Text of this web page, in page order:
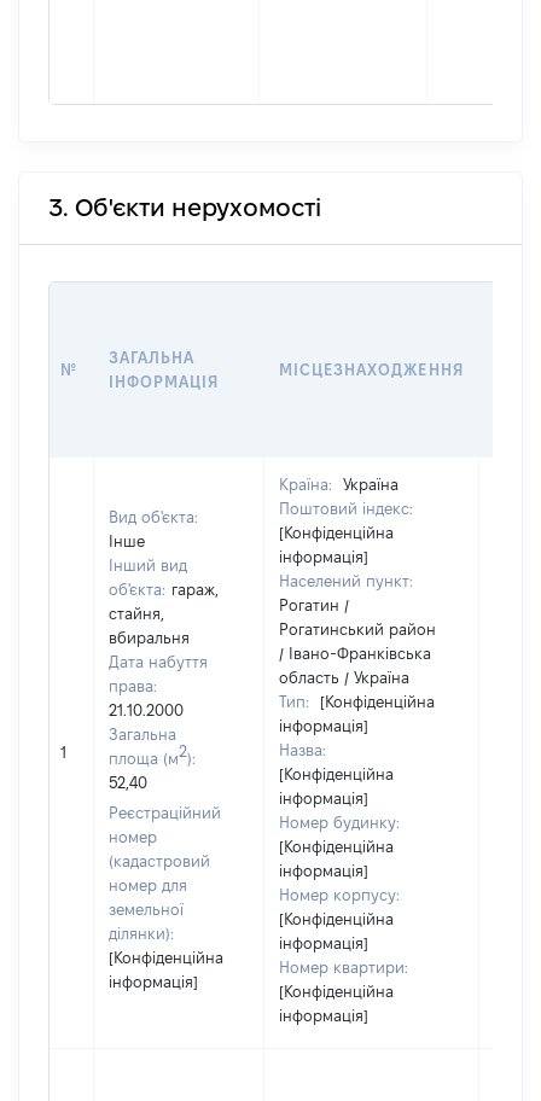
3. Об'єкти нерухомості
№
ЗАГАЛЬНА
ІНФОРМАЦІЯ
МІСЦЕЗНАХОДЖЕННЯ
1
Вид об'єкта:
Інше
Інший вид
об'єкта: гараж,
стайня,
вбиральня
Дата набуття
права:
21.10.2000
Загальна
площа (м2):
52,40
Реєстраційний
номер
(кадастровий
номер для
земельної
ділянки):
[Конфіденційна
інформація]
Країна:
Україна
Поштовий індекс:
[Конфіденційна
інформація]
Населений пункт:
Рогатин /
Рогатинський район
/ Івано-Франківська
область / Україна
Тип:
[Конфіденційна
інформація]
Назва:
[Конфіденційна
інформація]
Номер будинку:
[Конфіденційна
інформація]
Номер корпусу:
[Конфіденційна
інформація]
Номер квартири:
[Конфіденційна
інформація]